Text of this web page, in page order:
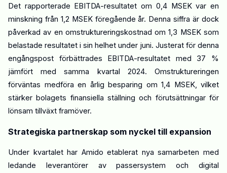
Det rapporterade EBITDA-resultatet om 0,4 MSEK var en
minskning från 1,2 MSEK föregående år. Denna siffra är dock
påverkad av en omstruktureringskostnad om 1,3 MSEK som
belastade resultatet i sin helhet under juni. Justerat för denna
engångspost förbättrades EBITDA-resultatet med 37 %
jämfört med samma kvartal 2024. Omstruktureringen
förväntas medföra en årlig besparing om 1,4 MSEK, vilket
stärker bolagets finansiella ställning och förutsättningar för
lönsam tillväxt framöver.
Strategiska partnerskap som nyckel till expansion
Under kvartalet har Amido etablerat nya samarbeten med
ledande leverantörer av passersystem och digital